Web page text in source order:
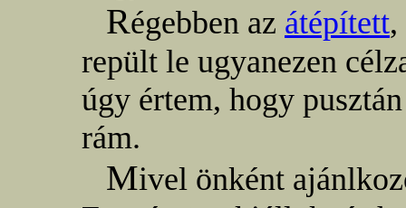
Régebben az átépített
repült le ugyanezen
úgy értem, hogy
rám.
Mivel önként